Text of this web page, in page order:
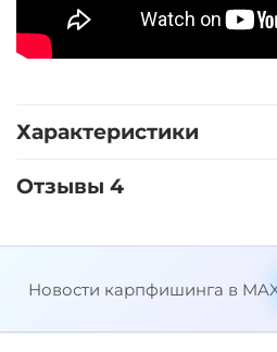
Характеристики
Отзывы 4
Новости карпфишинга в